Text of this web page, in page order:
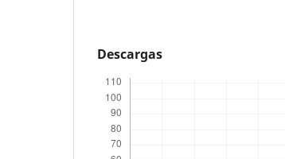
Descargas